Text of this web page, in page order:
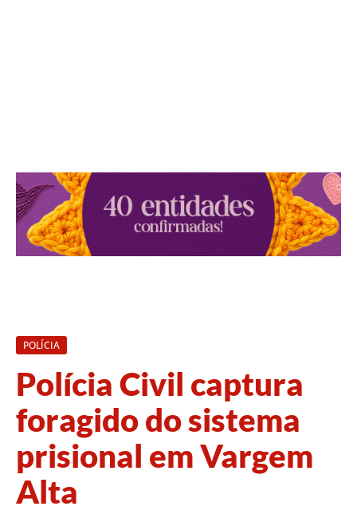
POLÍCIA
Polícia Civil captura
foragido do sistema
prisional em Vargem
Alta